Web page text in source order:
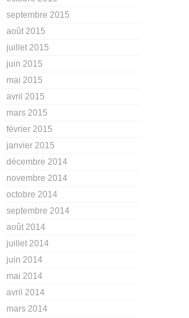
septembre 2015
août 2015
juillet 2015
juin 2015
mai 2015
avril 2015
mars 2015
février 2015
janvier 2015
décembre 2014
novembre 2014
octobre 2014
septembre 2014
août 2014
juillet 2014
juin 2014
mai 2014
avril 2014
mars 2014